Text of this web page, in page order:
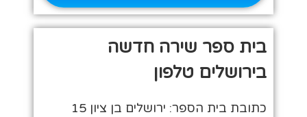
בית ספר שירה חדשה
בירושלים טלפון
כתובת בית הספר: ירושלים בן ציון 15